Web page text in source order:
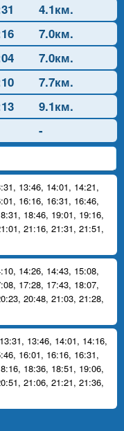
4.1км.
7.0км.
7.0км.
7.7км.
9.1км.
-
, 13:46, 14:01, 14:21,
, 16:16, 16:31, 16:46,
, 18:46, 19:01, 19:16,
, 21:16, 21:31, 21:51,
, 14:26, 14:43, 15:08,
, 17:28, 17:43, 18:07,
, 20:48, 21:03, 21:28,
13:31, 13:46, 14:01, 14:16,
, 16:01, 16:16, 16:31,
, 18:36, 18:51, 19:06,
, 21:06, 21:21, 21:36,